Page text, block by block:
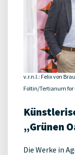
v.r.n.l.: Felix von
Foltin/Tertianum for
„Grünen
Die Werke in